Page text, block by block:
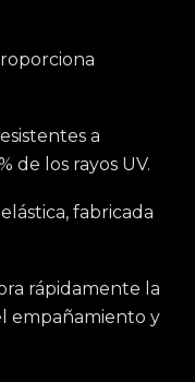
a
de los rayos UV.
fabricada
rápidamente la
empañamiento y